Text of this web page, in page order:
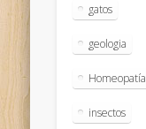
gatos
geologia
Homeopatía
insectos